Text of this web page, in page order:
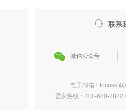
 联系
 微信公众号
电子邮箱：
爱家热线：400-680-2822